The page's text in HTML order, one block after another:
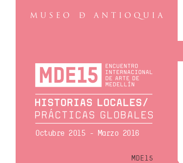
Octubre 2015 - Marzo 2016
MDE15